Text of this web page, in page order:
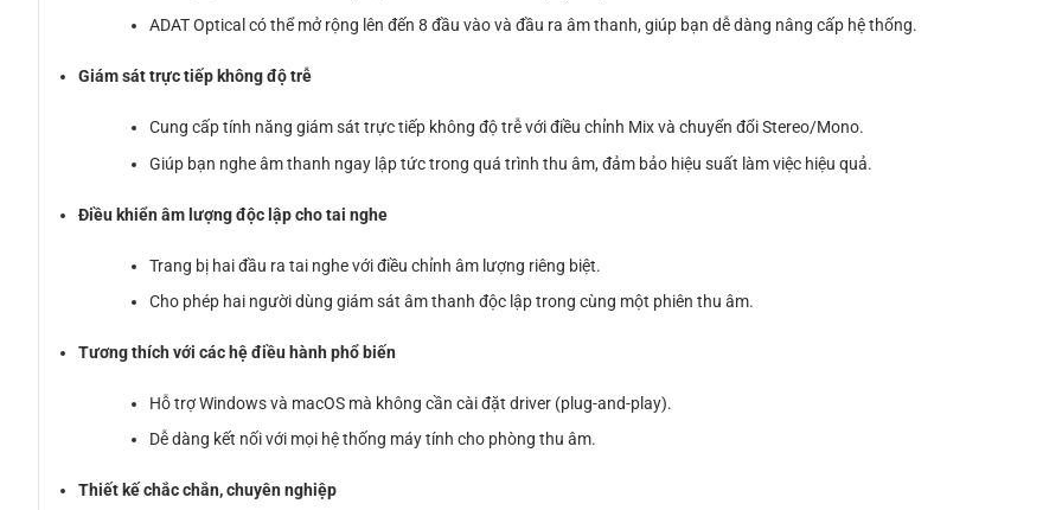
ADAT Optical có thể mở rộng lên đến 8 đầu vào và đầu ra âm thanh, giúp bạn dễ dàng nâng cấp hệ thống.
Giám sát trực tiếp không độ trễ
Cung cấp tính năng giám sát trực tiếp không độ trễ với điều chỉnh Mix và chuyển đổi Stereo/Mono.
Giúp bạn nghe âm thanh ngay lập tức trong quá trình thu âm, đảm bảo hiệu suất làm việc hiệu quả.
Điều khiển âm lượng độc lập cho tai nghe
Trang bị hai đầu ra tai nghe với điều chỉnh âm lượng riêng biệt.
Cho phép hai người dùng giám sát âm thanh độc lập trong cùng một phiên thu âm.
Tương thích với các hệ điều hành phổ biến
Hỗ trợ Windows và macOS mà không cần cài đặt driver (plug-and-play).
Dễ dàng kết nối với mọi hệ thống máy tính cho phòng thu âm.
Thiết kế chắc chắn, chuyên nghiệp